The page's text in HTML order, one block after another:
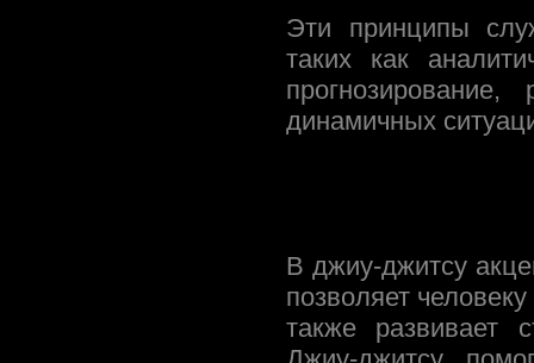
Эти принципы
таких как
динамичных
В джиу-джитсу
позволяет
также развивает